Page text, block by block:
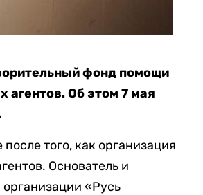
фонд помощи
агентов. Об этом 7 мая
того, как организация
Основатель и
«Русь